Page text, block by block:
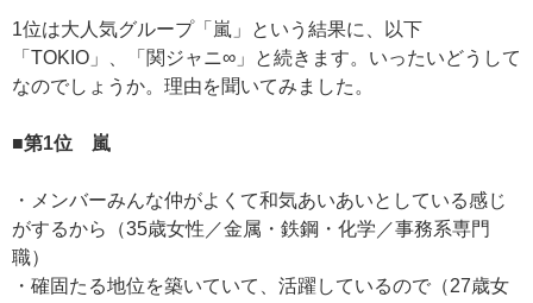
1位は大人気グループ「嵐」という結果に、以下
「TOKIO」、「関ジャニ∞」と続きます。いったいどうして
なのでしょうか。理由を聞いてみました。
■第1位 嵐
・メンバーみんな仲がよくて和気あいあいとしている感じ
がするから（35歳女性／金属・鉄鋼・化学／事務系専門
職）
・確固たる地位を築いていて、活躍しているので（27歳女